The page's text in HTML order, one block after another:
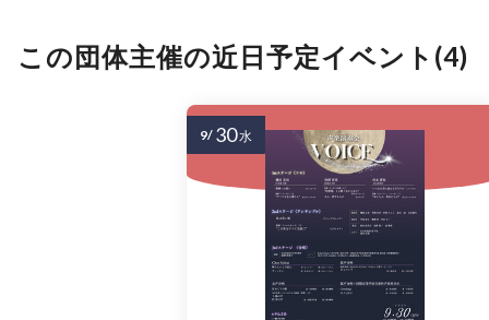
この団体主催の近日予定イベント(4)
9/ 30水